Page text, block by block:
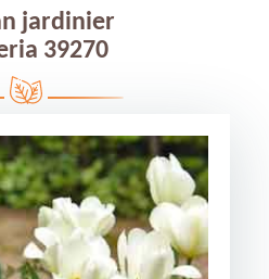
jardinier
39270